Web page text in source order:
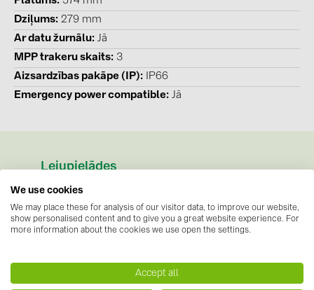
Dziļums 279 mm
Ar datu žurnālu Jā
MPP trakeru skaits 3
Aizsardzības pakāpe (IP)
IP66
Emergency power compatible Jā
Lejupielādes
Datu lapas
SE_DS_Fronius_Verto_Plus_EN.pdf
Operating Instructions_Fronius_Verto_150_-
_333_Plus__EN-English.pdf
We use cookies
We may place these for analysis of our visitor data, to improve our website,
show personalised content and to give you a great website experience. For
more information about the cookies we use open the settings.
Accept all